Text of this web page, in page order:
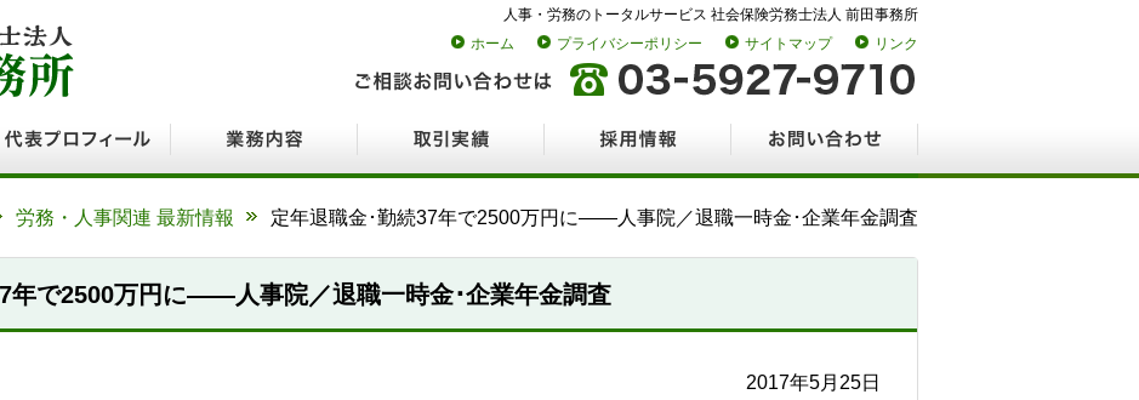
人事・労務のトータルサービス 社会保険労務士法人 前田事務所
ホーム
プライバシーポリシー サイトマップ リンク
労務・人事関連 最新情報 定年退職金･勤続37年で2500万円に――人事院／退職一時金･企業年金調査
年で2500万円に――人事院／退職一時金･企業年金調査
2017年5月25日